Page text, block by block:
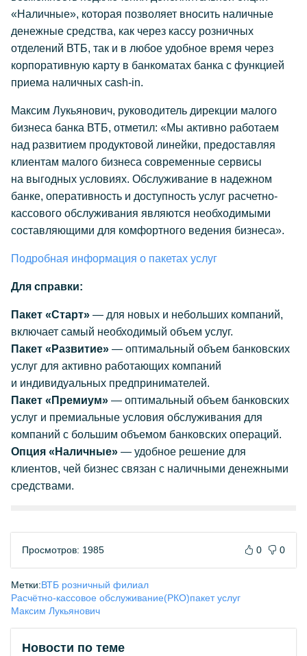
«Наличные», которая позволяет вносить наличные
денежные средства, как через кассу розничных
отделений ВТБ, так и в любое удобное время через
корпоративную карту в банкоматах банка с функцией
приема наличных cash-in.
Максим Лукьянович, руководитель дирекции малого
бизнеса банка ВТБ, отметил: «Мы активно работаем
над развитием продуктовой линейки, предоставляя
клиентам малого бизнеса современные сервисы
на выгодных условиях. Обслуживание в надежном
банке, оперативность и доступность услуг расчетно-
кассового обслуживания являются необходимыми
составляющими для комфортного ведения бизнеса».
Подробная информация о пакетах услуг
Для справки:
Пакет «Старт» — для новых и небольших компаний,
включает самый необходимый объем услуг.
Пакет «Развитие» — оптимальный объем банковских
услуг для активно работающих компаний
и индивидуальных предпринимателей.
Пакет «Премиум» — оптимальный объем банковских
услуг и премиальные условия обслуживания для
компаний с большим объемом банковских операций.
Опция «Наличные» — удобное решение для
клиентов, чей бизнес связан с наличными денежными
средствами.
Просмотров: 1985 0 0
Метки:ВТБ розничный филиал
Расчётно-кассовое обслуживание(РКО)пакет услуг
Максим Лукьянович
Новости по теме